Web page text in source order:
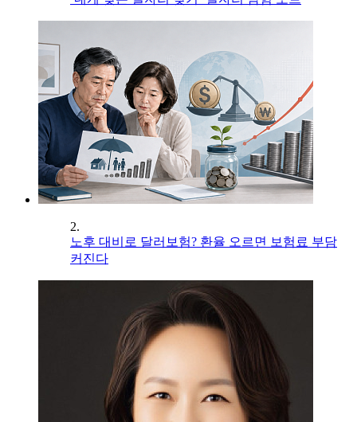
2.
노후 대비로 달러보험? 환율 오르면 보험료 부담
커진다